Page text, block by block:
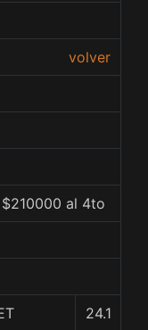
volver
al 4to
24.1